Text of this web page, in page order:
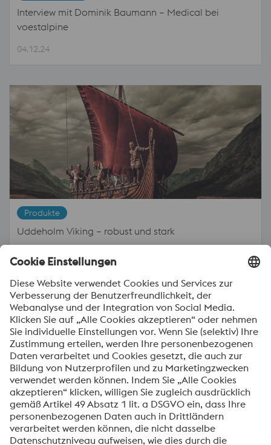
Interview mit Dominik Baumann – Medical bei
voestalpine
04.12.24
Produkte
Uddeholm Viking – robust und stark
Produkte
Uddeholm Skolvar – legendenhaft hitzebeständig